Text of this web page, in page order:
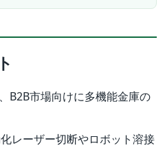
B2B市場向けに多機能金庫の
レーザー切断やロボット溶接